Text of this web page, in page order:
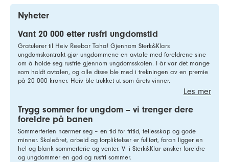
Nyheter
Vant 20 000 etter rusfri ungdomstid
Gratulerer til Heiv Reebar Taha! Gjennom Sterk&Klars
ungdomskontrakt gjør ungdommene en avtale med foreldrene sine
om å holde seg rusfrie gjennom ungdomsskolen. I år var det mange
som holdt avtalen, og alle disse ble med i trekningen av en premie
på 20 000 kroner. Heiv ble trukket ut som årets vinner.
Les mer
Trygg sommer for ungdom – vi trenger dere
foreldre på banen
Sommerferien nærmer seg – en tid for fritid, fellesskap og gode
minner. Skoleåret, arbeid og forpliktelser er fullført, foran ligger en
hel og blank sommerferie og venter. Vi i Sterk&Klar ønsker foreldre
og ungdommer en god og rusfri sommer.